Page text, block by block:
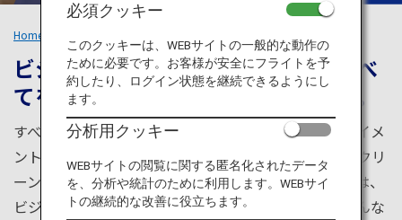
旅のお役立ち情報
ANA サービス
Home
ビジネスだけではもったいない。
すべ
てをかなえるアジア最強都市、東京。
すべてが揃う都市、東京。ビジネス、食、エンターテイメ
ント、伝統と最先端の文化体験。そして、緑あふれるクリ
ーンで安心安全な街でもあります。東京出張の醍醐味は、
ビジネスが終わってから。どこに行くにも便利で、どんな
必須クッキー
このクッキーは、WEBサイトの一般的な動作の
ために必要です。お客様が安全にフライトを予
約したり、ログイン状態を継続できるようにし
ます。
分析用クッキー
WEBサイトの閲覧に関する匿名化されたデータ
を、分析や統計のために利用します。WEBサイ
トの継続的な改善に役立ちます。